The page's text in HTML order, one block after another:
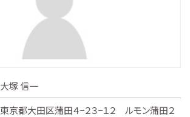
大塚 信一
東京都大田区蒲田４−２３−１２ ルモン蒲田２